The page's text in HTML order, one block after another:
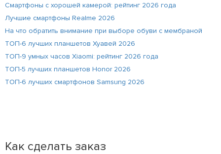
Смартфоны с хорошей камерой: рейтинг 2026 года
Лучшие смартфоны Realme 2026
На что обратить внимание при выборе обуви с мембраной
ТОП-6 лучших планшетов Хуавей 2026
ТОП-9 умных часов Xiaomi: рейтинг 2026 года
ТОП-5 лучших планшетов Honor 2026
ТОП-6 лучших смартфонов Samsung 2026
Как сделать заказ